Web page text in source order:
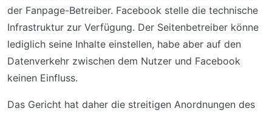
der Fanpage-Betreiber. Facebook stelle die technische
Infrastruktur zur Verfügung. Der Seitenbetreiber könne
lediglich seine Inhalte einstellen, habe aber auf den
Datenverkehr zwischen dem Nutzer und Facebook
keinen Einfluss.
Das Gericht hat daher die streitigen Anordnungen des